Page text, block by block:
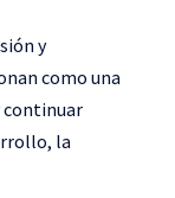
y
como una
continuar
la